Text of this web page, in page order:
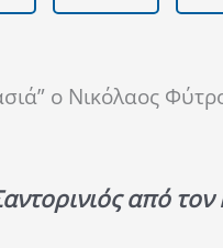
ο Νικόλαος
από